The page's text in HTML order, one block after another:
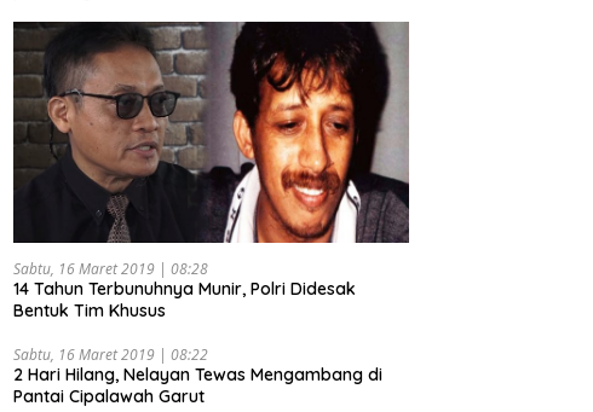
Sabtu, 16 Maret 2019 | 08:28
14 Tahun Terbunuhnya Munir, Polri Didesak
Bentuk Tim Khusus
Sabtu, 16 Maret 2019 | 08:22
2 Hari Hilang, Nelayan Tewas Mengambang di
Pantai Cipalawah Garut